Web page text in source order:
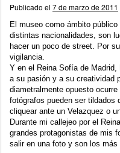
Publicado el 7 de marzo de 2011
El museo como ámbito
distintas nacionalidades, son
hacer un poco de street. Por
vigilancia.
Y en el Reina Sofíade Madrid,
a su pasión y a su creatividad
diametralmente opuesto
fotógrafos pueden ser tildados
cliquear ante un Velazquez o
Durante mi callejeo por el
grandes protagonistas de mis
salir en una foto y son los